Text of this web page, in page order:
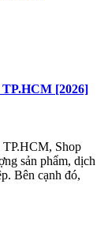
[2026]
TP.HCM, Shop
sản phẩm, dịch
Bên cạnh đó,